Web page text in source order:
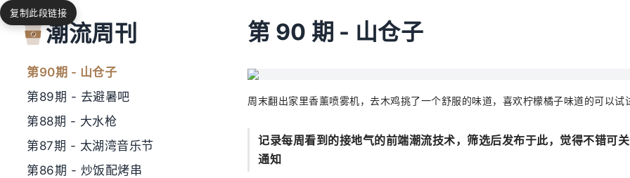
潮流周刊
第92期 - 木星一号
第91期 - 天目里
第90期 - 山仓子
第89期 - 去避暑吧
第88期 - 大水枪
第87期 - 太湖湾音乐节
第86期 - 炒饭配烤串
第 90 期 - 山仓子
周末翻出家里香薰喷雾机，去木鸡挑了一个舒服的味道，喜欢柠檬橘子味道的可以试
记录每周看到的接地气的前端潮流技术，筛选后发布于此，觉得不错可
通知
复制此段链接